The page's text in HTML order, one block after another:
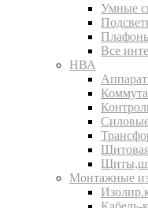
Умные
Все
НВА
Монтажные